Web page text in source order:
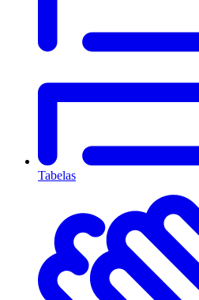
Tabelas